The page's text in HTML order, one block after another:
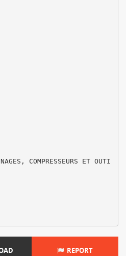
COMPRESSEURS ET OUTI
REPORT